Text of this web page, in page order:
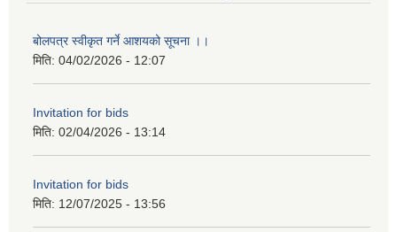
बोलपत्र स्वीकृत गर्ने आशयको सूचना ।।
मिति: 04/02/2026 - 12:07
Invitation for bids
मिति: 02/04/2026 - 13:14
Invitation for bids
मिति: 12/07/2025 - 13:56